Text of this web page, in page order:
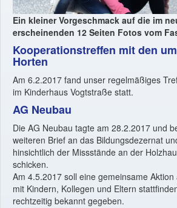
Ein kleiner Vorgeschmack auf die im
erscheinenden 12 Seiten Fotos vom
Kooperationstreffen mit den
Horten
Am 6.2.2017 fand unser regelmäßiges
im Kinderhaus Vogtstraße statt.
AG Neubau
Die AG Neubau tagte am 28.2.2017 und
weiteren Brief an das Bildungsdezernat
hinsichtlich der Missstände an der
schicken.
Am 4.5.2017 soll eine gemeinsame
mit Kindern, Kollegen und Eltern
rechtzeitig bekannt gegeben.